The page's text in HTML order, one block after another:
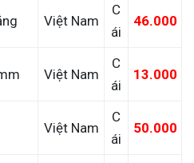
Việt Nam
C
ái
46.000
Việt Nam
C
ái
13.000
Việt Nam
C
ái
50.000